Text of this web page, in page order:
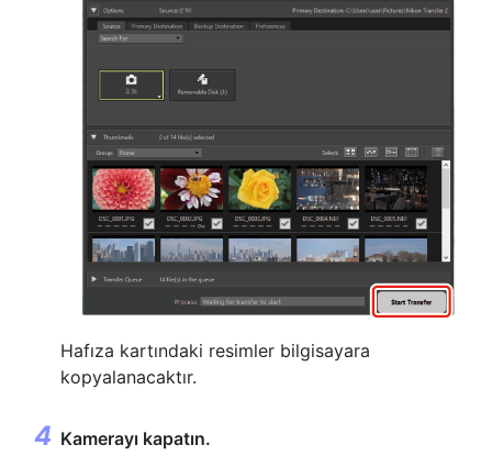
Hafıza kartındaki resimler bilgisayara
kopyalanacaktır.
Kamerayı kapatın.